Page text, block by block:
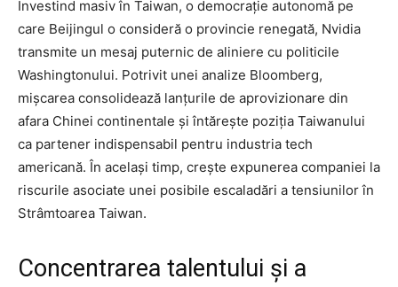
Investind masiv în Taiwan, o democrație autonomă pe
care Beijingul o consideră o provincie renegată, Nvidia
transmite un mesaj puternic de aliniere cu politicile
Washingtonului. Potrivit unei analize Bloomberg,
mișcarea consolidează lanțurile de aprovizionare din
afara Chinei continentale și întărește poziția Taiwanului
ca partener indispensabil pentru industria tech
americană. În același timp, crește expunerea companiei la
riscurile asociate unei posibile escaladări a tensiunilor în
Strâmtoarea Taiwan.
Concentrarea talentului și a